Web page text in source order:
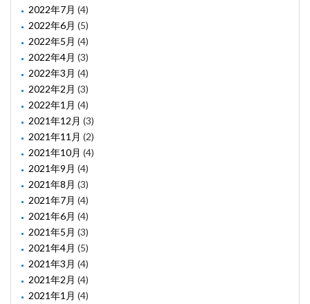
2022年7月 (4)
2022年6月 (5)
2022年5月 (4)
2022年4月 (3)
2022年3月 (4)
2022年2月 (3)
2022年1月 (4)
2021年12月 (3)
2021年11月 (2)
2021年10月 (4)
2021年9月 (4)
2021年8月 (3)
2021年7月 (4)
2021年6月 (4)
2021年5月 (3)
2021年4月 (5)
2021年3月 (4)
2021年2月 (4)
2021年1月 (4)